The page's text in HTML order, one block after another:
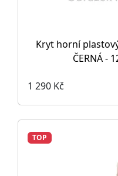
Kryt horní
ČERNÁ -
1 290 Kč
TOP